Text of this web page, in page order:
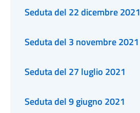
Seduta del 22 dicembre 2021
Seduta del 3 novembre 2021
Seduta del 27 luglio 2021
Seduta del 9 giugno 2021